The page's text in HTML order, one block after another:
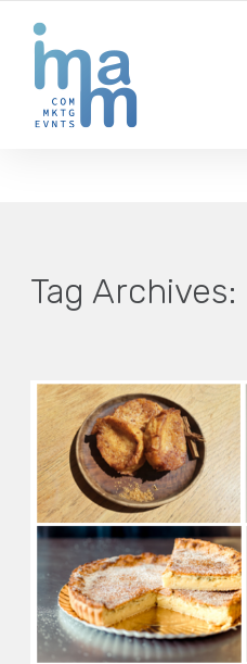
IBIZA · MADRID · BARCELONA
Tag Archives: